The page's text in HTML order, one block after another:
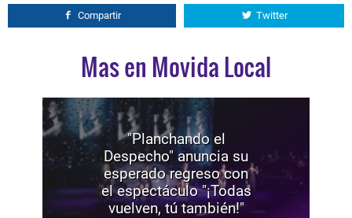
Compartir Twitter
Mas en Movida Local
"Planchando el
Despecho" anuncia su
esperado regreso con
el espectáculo "¡Todas
vuelven, tú también!"